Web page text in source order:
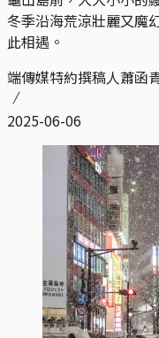
冬季沿海荒涼壯麗又魔
此相遇。
端傳媒特約撰稿人蕭函
2025-06-06